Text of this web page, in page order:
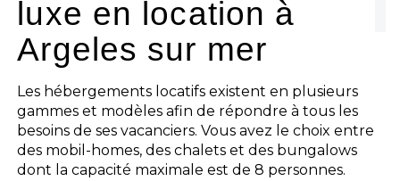
luxe en location à
Argeles sur mer
Les hébergements locatifs existent en plusieurs
gammes et modèles afin de répondre à tous les
besoins de ses vacanciers. Vous avez le choix entre
des mobil-homes, des chalets et des bungalows
dont la capacité maximale est de 8 personnes.